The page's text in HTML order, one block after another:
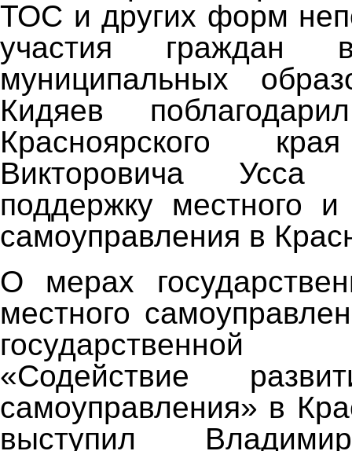
ТОС и других форм
участия граждан
муниципальных
Кидяев
Красноярского
Викторовича
поддержку местного и
самоуправления в
О мерах
местного
«Содействие
самоуправления» в
выступил